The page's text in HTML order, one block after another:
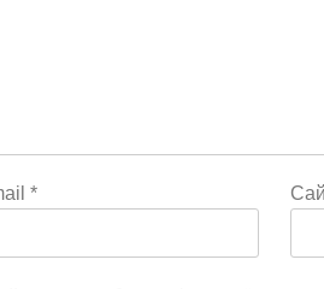
*